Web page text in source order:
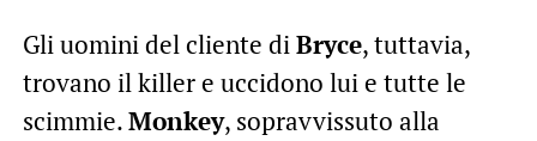
Gli uomini del cliente diBryce, tuttavia,
trovano il killer e uccidono lui e tutte le
scimmie.Monkey, sopravvissuto alla